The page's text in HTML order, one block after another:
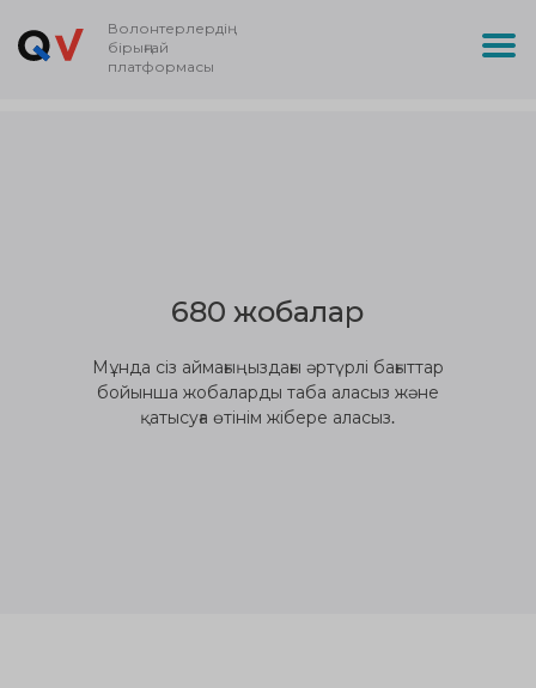
Волонтерлердің
бірыңғай
платформасы
680 жобалар
Мұнда сіз аймағыңыздағы әртүрлі бағыттар
бойынша жобаларды таба аласыз және
қатысуға өтінім жібере аласыз.